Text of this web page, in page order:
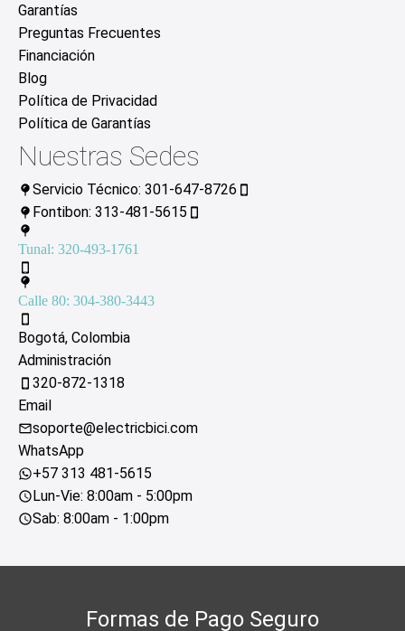
Garantías
Preguntas Frecuentes
Financiación
Blog
Política de Privacidad
Política de Garantías
Nuestras Sedes
Servicio Técnico: 301-647-8726
Fontibon: 313-481-5615
Tunal: 320-493-1761
Calle 80: 304-380-3443
Bogotá, Colombia
Administración
320-872-1318
Email
soporte@electricbici.com
WhatsApp
+57 313 481-5615
Lun-Vie: 8:00am - 5:00pm
Sab: 8:00am - 1:00pm
Formas de Pago Seguro